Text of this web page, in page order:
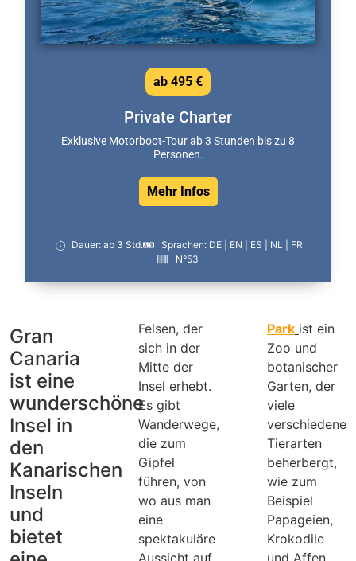
Private Charter
Exklusive Motorboot-Tour ab 3 Stunden bis zu 8
Personen.
Mehr Infos
ab 495 €
Dauer: ab 3 Std.
Sprachen: DE | EN | ES | NL | FR
N°53
Gran
Canaria
ist eine
wunderschöne
Insel in
den
Kanarischen
Inseln
und
bietet
Felsen, der
sich in der
Mitte der
Insel erhebt.
Es gibt
Wanderwege,
die zum
Gipfel
führen, von
wo aus man
eine
spektakuläre
Aussicht auf
Park ist ein
Zoo und
botanischer
Garten, der
viele
verschiedene
Tierarten
beherbergt,
wie zum
Beispiel
Papageien,
Krokodile
und Affen.